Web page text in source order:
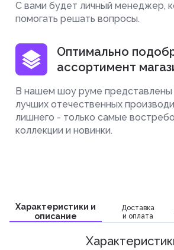
С вами будет личный менеджер,
помогать решать вопросы.
Оптимально
ассортимент
В нашем шоу руме представлены
лучших отечественных
лишнего - только самые
коллекции и новинки.
Характеристики и
описание
Доставка
и оплата